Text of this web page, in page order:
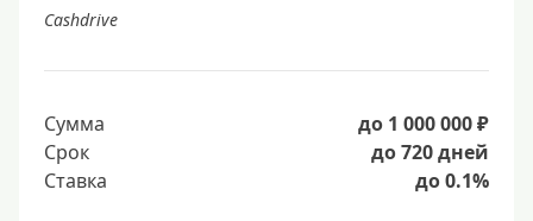
Cashdrive
Сумма
до 1 000 000 ₽
Срок
до 720 дней
Ставка
до 0.1%